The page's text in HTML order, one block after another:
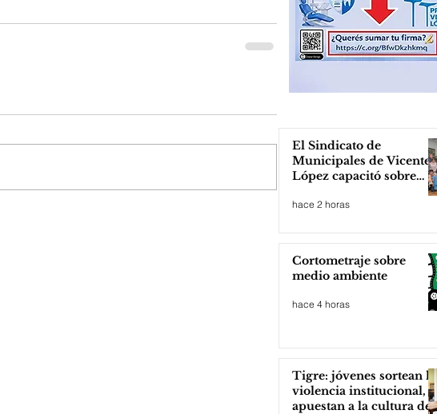
El Sindicato de
Municipales de Vicente
López capacitó sobre
hace 2 horas
Cortometraje sobre
medio ambiente
hace 4 horas
Tigre: jóvenes sortean la
violencia institucional,
apuestan a la cultura del